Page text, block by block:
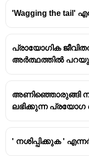
'Wagging the
പ്രായോഗിക
അർത്ഥത്തിൽ
അണിഞ്ഞൊരുങ്ങി
ലഭിക്കുന്ന പ്രയോഗ
' നശിപ്പിക്കുക '